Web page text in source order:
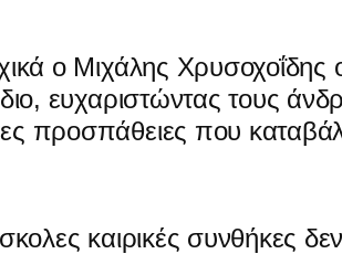
ο Μιχάλης Χρυσοχοΐδης
ευχαριστώντας τους
προσπάθειες που
καιρικές συνθήκες